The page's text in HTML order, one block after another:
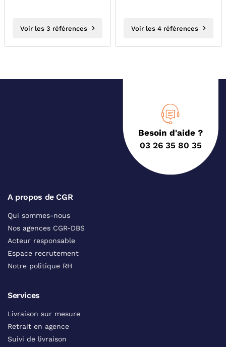
Voir les 3 références Voir les 4 références
Besoin d'aide ?
03 26 35 80 35
A propos de CGR
Qui sommes-nous
Nos agences CGR-DBS
Acteur responsable
Espace recrutement
Notre politique RH
Services
Livraison sur mesure
Retrait en agence
Suivi de livraison